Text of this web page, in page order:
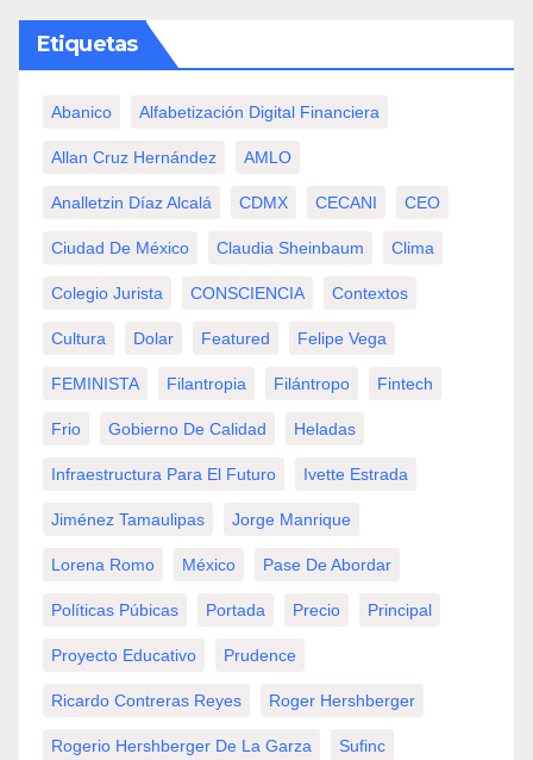
Etiquetas
Abanico Alfabetización Digital Financiera
Allan Cruz Hernández AMLO
Analletzin Díaz Alcalá CDMX CECANI CEO
Ciudad De México Claudia Sheinbaum Clima
Colegio Jurista CONSCIENCIA Contextos
Cultura Dolar Featured Felipe Vega
FEMINISTA Filantropia Filántropo Fintech
Frio Gobierno De Calidad Heladas
Infraestructura Para El Futuro Ivette Estrada
Jiménez Tamaulipas Jorge Manrique
Lorena Romo México Pase De Abordar
Políticas Púbicas Portada Precio Principal
Proyecto Educativo Prudence
Ricardo Contreras Reyes Roger Hershberger
Rogerio Hershberger De La Garza Sufinc